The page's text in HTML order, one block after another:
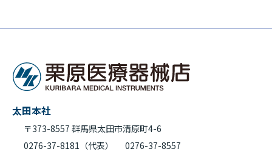
太田本社
〒373-8557 群馬県太田市清原町4-6
0276-37-8181（代表）
0276-37-8557